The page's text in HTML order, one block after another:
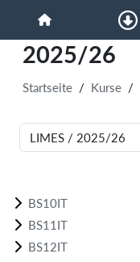
Startseite
2025/26
Startseite Kurse
Kursbereiche
BS10IT
BS11IT
BS12IT